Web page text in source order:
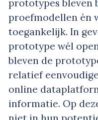
prototypes bleven
proefmodellen én
toegankelijk. In
prototype wél
bleven de
relatief
online
informatie. Op